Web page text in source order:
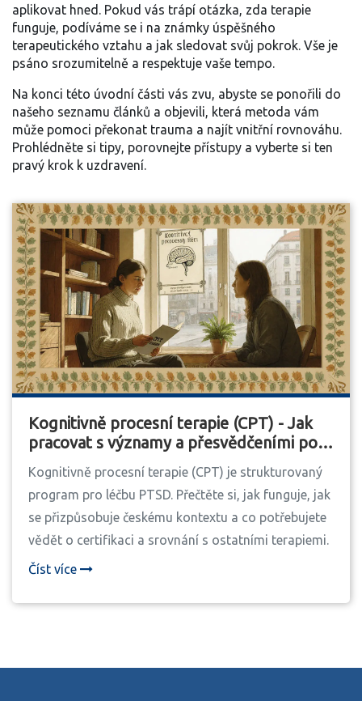
aplikovat hned. Pokud vás trápí otázka, zda terapie
funguje, podíváme se i na známky úspěšného
terapeutického vztahu a jak sledovat svůj pokrok. Vše je
psáno srozumitelně a respektuje vaše tempo.
Na konci této úvodní části vás zvu, abyste se ponořili do
našeho seznamu článků a objevili, která metoda vám
může pomoci překonat trauma a najít vnitřní rovnováhu.
Prohlédněte si tipy, porovnejte přístupy a vyberte si ten
pravý krok k uzdravení.
Kognitivně procesní terapie (CPT) - Jak
pracovat s významy a přesvědčeními po
traumatu
Kognitivně procesní terapie (CPT) je strukturovaný
program pro léčbu PTSD. Přečtěte si, jak funguje, jak
se přizpůsobuje českému kontextu a co potřebujete
vědět o certifikaci a srovnání s ostatními terapiemi.
Číst více